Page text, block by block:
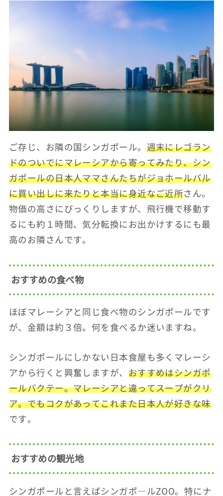
ご存じ、お隣の国シンガポール。 週末にレゴラン
ドのついでにマレーシアから寄ってみたり、シン
ガポールの日本人ママさんたちがジョホールバル
に買い出しに来たりと本当に身近なご近所さん。
物価の高さにびっくりしますが、飛行機で移動す
るにも約１時間、気分転換にお出かけするにも最
高のお隣さんです。
おすすめの食べ物
ほぼマレーシアと同じ食べ物のシンガポールです
が、金額は約３倍。何を食べるか迷いますね。
シンガポールにしかない日本食屋も多くマレーシ
アから行くと興奮しますが、 おすすめはシンガポ
ールバクテー。マレーシアと違ってスープがクリ
ア。でもコクがあってこれまた日本人が好きな味
です。
おすすめの観光地
シンガポールと言えばシンガポ―ルZOO。特にナ